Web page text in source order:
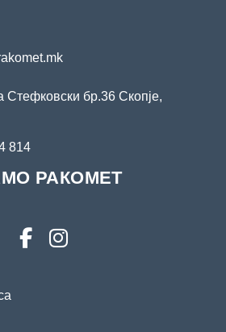
Стефковски бр.36 Скопје,
814
РАКОМЕТ